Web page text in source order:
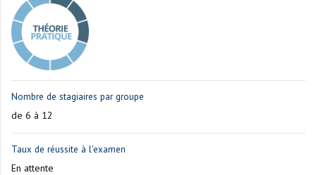
Nombre de stagiaires par groupe
de 6 à 12
Taux de réussite à l'examen
En attente